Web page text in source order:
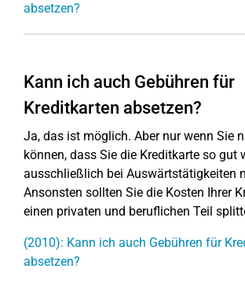
absetzen?
Kann ich auch Gebühren für
Kreditkarten absetzen?
Ja, das ist möglich. Aber nur wenn Sie
können, dass Sie die Kreditkarte so gut
ausschließlich bei Auswärtstätigkeiten
Ansonsten sollten Sie die Kosten Ihrer
einen privaten und beruflichen Teil
(2010): Kann ich auch Gebühren für
absetzen?